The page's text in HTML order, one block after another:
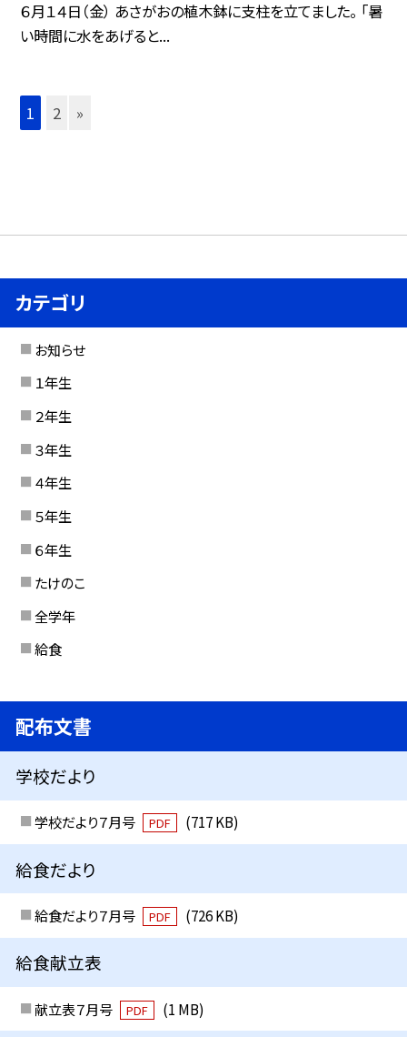
６月１４日（金） あさがおの植木鉢に支柱を立てました。 「暑
い時間に水をあげると...
1 2 »
カテゴリ
お知らせ
１年生
２年生
３年生
４年生
５年生
６年生
たけのこ
全学年
給食
配布文書
学校だより
学校だより７月号 PDF (717 KB)
給食だより
給食だより７月号 PDF (726 KB)
給食献立表
献立表７月号 PDF (1 MB)